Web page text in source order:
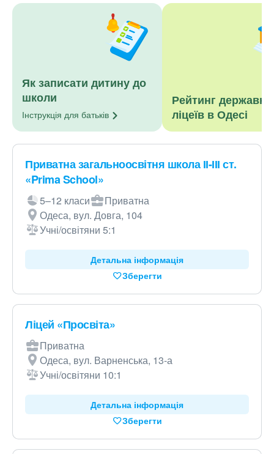
Як записати дитину до
школи
Інструкція для батьків
Рейтинг
ліцеїв в Одесі
Приватна загальноосвітня школа ІІ-ІІІ ст.
«Prima School»
5–12 класи
Приватна
Одеса, вул. Довга, 104
Учні/освітяни 5:1
Детальна інформація
Зберегти
Ліцей «Просвіта»
Приватна
Одеса, вул. Варненська, 13-а
Учні/освітяни 10:1
Детальна інформація
Зберегти